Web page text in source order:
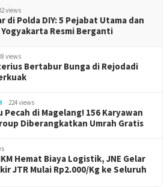
views
di Polda DIY: 5 Pejabat Utama dan
Resmi Berganti
views
Bertabur Bunga di Rejodadi
224 views
Pecah di Magelang! 156 Karyawan
Diberangkatkan Umrah Gratis
Hemat Biaya Logistik, JNE Gelar
JTR Mulai Rp2.000/Kg ke Seluruh